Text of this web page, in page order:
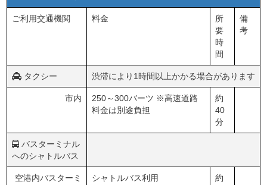
ご利用交通機関 料金
所
要
時
間
備
考
タクシー 渋滞により1時間以上かかる場合があります
市内
250～300バーツ ※高速道路
料金は別途負担
約
40
分
バスターミナル
へのシャトルバス
空港内バスターミ
シャトルバス利用
約